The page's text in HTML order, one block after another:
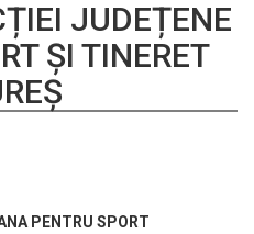
JUDEȚENE
ȘI TINERET
PENTRU SPORT